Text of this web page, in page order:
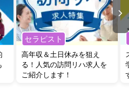
セラピスト
高年収＆土日休みを狙え
る！人気の訪問リハ求人を
ご紹介します！